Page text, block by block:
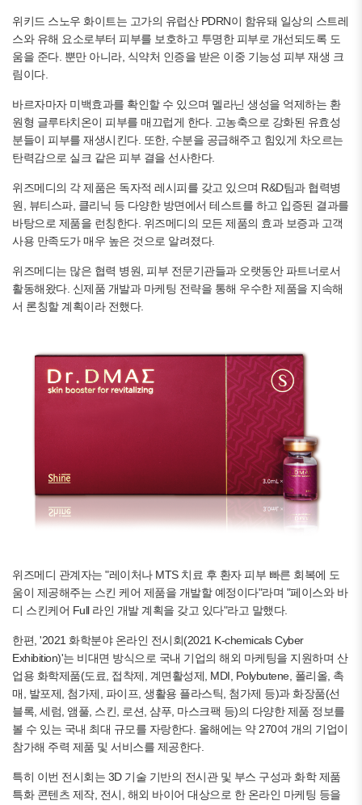
위키드 스노우 화이트는 고가의 유럽산 PDRN이 함유돼 일상의 스트레
스와 유해 요소로부터 피부를 보호하고 투명한 피부로 개선되도록 도
움을 준다. 뿐만 아니라, 식약처 인증을 받은 이중 기능성 피부 재생 크
림이다.
바르자마자 미백효과를 확인할 수 있으며 멜라닌 생성을 억제하는 환
원형 글루타치온이 피부를 매끄럽게 한다. 고농축으로 강화된 유효성
분들이 피부를 재생시킨다. 또한, 수분을 공급해주고 힘있게 차오르는
탄력감으로 실크 같은 피부 결을 선사한다.
위즈메디의 각 제품은 독자적 레시피를 갖고 있으며 R&D팀과 협력병
원, 뷰티스파, 클리닉 등 다양한 방면에서 테스트를 하고 입증된 결과를
바탕으로 제품을 런칭한다. 위즈메디의 모든 제품의 효과 보증과 고객
사용 만족도가 매우 높은 것으로 알려졌다.
위즈메디는 많은 협력 병원, 피부 전문기관들과 오랫동안 파트너로서
활동해왔다. 신제품 개발과 마케팅 전략을 통해 우수한 제품을 지속해
서 론칭할 계획이라 전했다.
위즈메디 관계자는 "레이처나 MTS 치료 후 환자 피부 빠른 회복에 도
움이 제공해주는 스킨 케어 제품을 개발할 예정이다"라며 "페이스와 바
디 스킨케어 Full 라인 개발 계획을 갖고 있다"라고 말했다.
한편, '2021 화학분야 온라인 전시회(2021 K-chemicals Cyber
Exhibition)'는 비대면 방식으로 국내 기업의 해외 마케팅을 지원하며 산
업용 화학제품(도료, 접착제, 계면활성제, MDI, Polybutene, 폴리올, 촉
매, 발포제, 첨가제, 파이프, 생활용 플라스틱, 첨가제 등)과 화장품(선
블록, 세럼, 앰풀, 스킨, 로션, 샴푸, 마스크팩 등)의 다양한 제품 정보를
볼 수 있는 국내 최대 규모를 자랑한다. 올해에는 약 270여 개의 기업이
참가해 주력 제품 및 서비스를 제공한다.
특히 이번 전시회는 3D 기술 기반의 전시관 및 부스 구성과 화학 제품
특화 콘텐츠 제작, 전시, 해외 바이어 대상으로 한 온라인 마케팅 등을